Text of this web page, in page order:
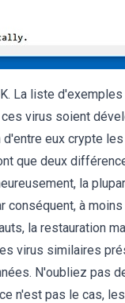
La liste
ces virus soient
eux crypte
que deux
la
à
la restauration
virus similaires
N'oubliez pas
n'est pas le cas,